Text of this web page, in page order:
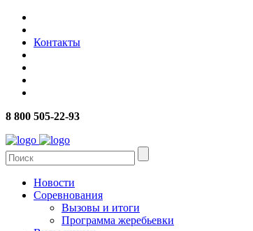
Контакты
8 800 505-22-93
Новости
Соревнования
Вызовы и итоги
Программа жеребьевки